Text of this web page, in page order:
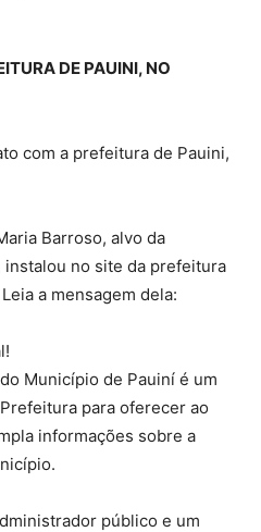
DE PAUINI, NO
com a prefeitura de Pauini,
Barroso, alvo da
instalou no site da prefeitura
a mensagem dela:
Município de Pauiní é um
para oferecer ao
informações sobre a
público e um